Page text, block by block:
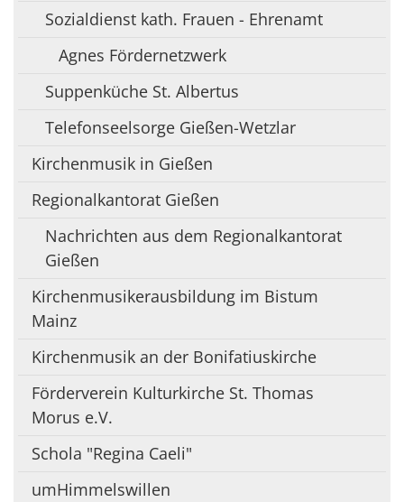
Sozialdienst kath. Frauen - Ehrenamt
Agnes Fördernetzwerk
Suppenküche St. Albertus
Telefonseelsorge Gießen-Wetzlar
Kirchenmusik in Gießen
Regionalkantorat Gießen
Nachrichten aus dem Regionalkantorat
Gießen
Kirchenmusikerausbildung im Bistum
Mainz
Kirchenmusik an der Bonifatiuskirche
Förderverein Kulturkirche St. Thomas
Morus e.V.
Schola "Regina Caeli"
umHimmelswillen